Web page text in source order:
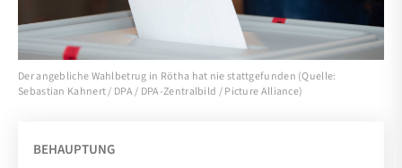
Der angebliche Wahlbetrug in Rötha hat nie stattgefunden (Quelle:
Sebastian Kahnert / DPA / DPA-Zentralbild / Picture Alliance)
BEHAUPTUNG